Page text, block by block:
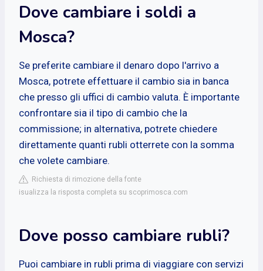
Dove cambiare i soldi a
Mosca?
Se preferite cambiare il denaro dopo l'arrivo a
Mosca, potrete effettuare il cambio sia in banca
che presso gli uffici di cambio valuta. È importante
confrontare sia il tipo di cambio che la
commissione; in alternativa, potrete chiedere
direttamente quanti rubli otterrete con la somma
che volete cambiare.
Richiesta di rimozione della fonte
isualizza la risposta completa su scoprimosca.com
Dove posso cambiare rubli?
Puoi cambiare in rubli prima di viaggiare con servizi